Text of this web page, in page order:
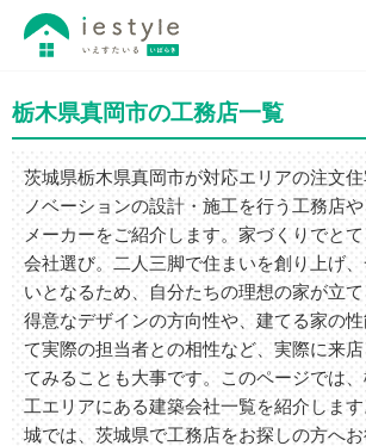
栃木県真岡市の工務店一覧
茨城県栃木県真岡市が対応エリアの注文
ノベーションの設計・施工を行う工務店
メーカーをご紹介します。家づくりでと
会社選び。二人三脚で住まいを創り上げ
いとなるため、自分たちの理想の家が立て
得意なデザインの方向性や、建てる家の
て実際の担当者との相性など、実際に来
てみることも大事です。このページでは
工エリアにある建築会社一覧を紹介しま
城では、茨城県で工務店をお探しの方へ